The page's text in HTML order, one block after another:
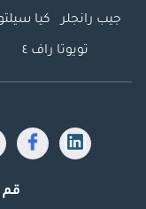
جيب رانجلر كيا
تويوتا راف ٤
قم